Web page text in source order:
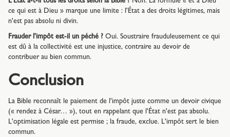
ce qui est à Dieu » marque une limite : l'État a des droits légitimes, mais
n'est pas absolu ni divin.
Frauder l'impôt est-il un péché ? Oui. Soustraire frauduleusement ce qui
est dû à la collectivité est une injustice, contraire au devoir de
contribuer au bien commun.
Conclusion
La Bible reconnaît le paiement de l'impôt juste comme un devoir civique
(« rendez à César… »), tout en rappelant que l'État n'est pas absolu.
L'optimisation légale est permise ; la fraude, exclue. L'impôt sert le bien
commun.